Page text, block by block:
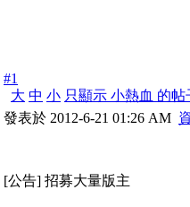
#1
大 中 小 只顯示 小熱血 的帖
發表於 2012-6-21 01:26 AM
[公告] 招募大量版主